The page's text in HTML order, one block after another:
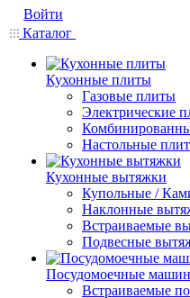
Войти
Каталог
Кухонные плиты
Газовые плиты
Электрические
Настольные
Кухонные вытяжки
Купольные /
Наклонные
Встраиваемые
Подвесные
Посудомоечные
Встраиваемые